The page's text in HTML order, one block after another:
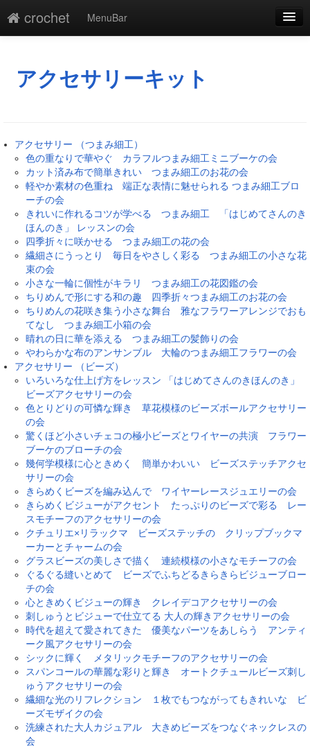
crochet
MenuBar
添付
最終更新
一覧
単語検索
アクセサリーキット
アクセサリー （つまみ細工）
色の重なりで華やぐ カラフルつまみ細工ミニブーケの会
カット済み布で簡単きれい つまみ細工のお花の会
軽やか素材の色重ね 端正な表情に魅せられる つまみ細工ブロ
ーチの会
きれいに作れるコツが学べる つまみ細工 「はじめてさんのき
ほんのき」 レッスンの会
四季折々に咲かせる つまみ細工の花の会
繊細さにうっとり 毎日をやさしく彩る つまみ細工の小さな花
束の会
小さな一輪に個性がキラリ つまみ細工の花図鑑の会
ちりめんで形にする和の趣 四季折々つまみ細工のお花の会
ちりめんの花咲き集う小さな舞台 雅なフラワーアレンジでおも
てなし つまみ細工小箱の会
晴れの日に華を添える つまみ細工の髪飾りの会
やわらかな布のアンサンブル 大輪のつまみ細工フラワーの会
アクセサリー （ビーズ）
いろいろな仕上げ方をレッスン 「はじめてさんのきほんのき」
ビーズアクセサリーの会
色とりどりの可憐な輝き 草花模様のビーズボールアクセサリー
の会
驚くほど小さいチェコの極小ビーズとワイヤーの共演 フラワー
ブーケのブローチの会
幾何学模様に心ときめく 簡単かわいい ビーズステッチアクセ
サリーの会
きらめくビーズを編み込んで ワイヤーレースジュエリーの会
きらめくビジューがアクセント たっぷりのビーズで彩る レー
スモチーフのアクセサリーの会
クチュリエ×リラックマ ビーズステッチの クリップブックマ
ーカーとチャームの会
グラスビーズの美しさで描く 連続模様の小さなモチーフの会
ぐるぐる縫いとめて ビーズでふちどるきらきらビジューブロー
チの会
心ときめくビジューの輝き クレイデコアクセサリーの会
刺しゅうとビジューで仕立てる 大人の輝きアクセサリーの会
時代を超えて愛されてきた 優美なパーツをあしらう アンティ
ーク風アクセサリーの会
シックに輝く メタリックモチーフのアクセサリーの会
スパンコールの華麗な彩りと輝き オートクチュールビーズ刺し
ゅうアクセサリーの会
繊細な光のリフレクション １枚でもつながってもきれいな ビ
ーズモザイクの会
洗練された大人カジュアル 大きめビーズをつなぐネックレスの
会